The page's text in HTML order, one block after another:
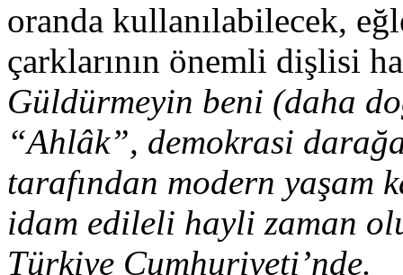
oranda kullanılabilecek,
çarklarının önemli dişlisi
Güldürmeyin beni (daha
“Ahlâk”, demokrasi
tarafından modern yaşam
idam edileli hayli zaman
Türkiye Cumhuriyeti’nde.